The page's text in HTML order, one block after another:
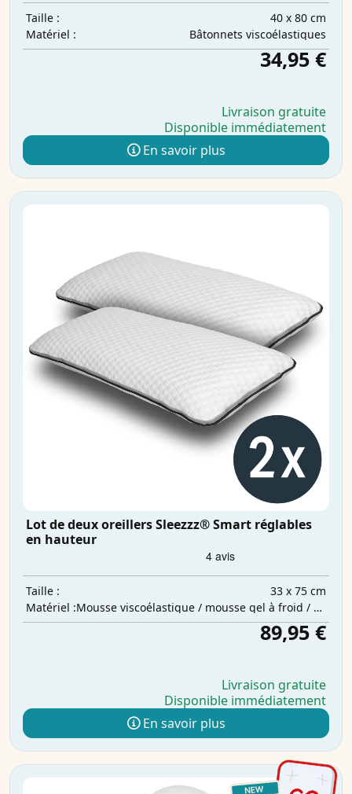
Taille :
40 x 80 cm
Matériel :
Bâtonnets viscoélastiques
34,95 €
Livraison gratuite
Disponible immédiatement
En savoir plus
Lot de deux oreillers Sleezzz® Smart réglables
en hauteur
Taille :
33 x 75 cm
Matériel :
Mousse viscoélastique / mousse gel à froid / ouate de polyester
89,95 €
Livraison gratuite
Disponible immédiatement
En savoir plus